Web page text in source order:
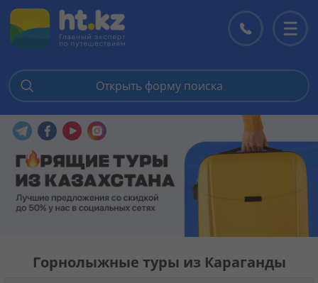
Горящие туры
Цены на туры
Туры
Открыть форму поиска
Перейти в наш Telegram
Перейти в наш Facebook
Перейти в наш YouTube
Перейти в наш Instagram
Горнолыжные туры из Караганды